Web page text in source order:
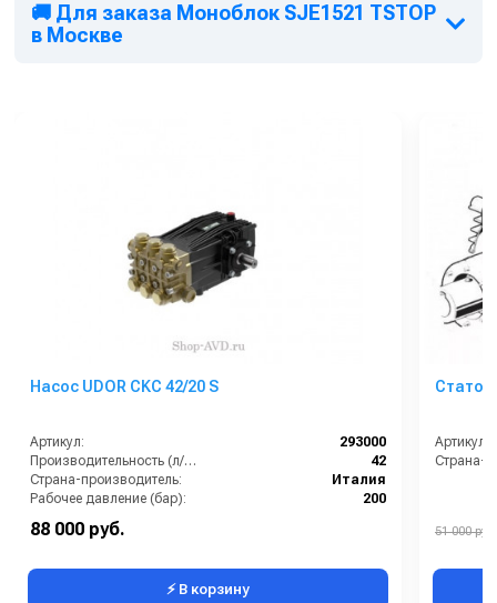
🚚 Для заказа Моноблок SJE1521 TSTOP
в Москве
Насос UDOR CKC 42/20 S
Артикул:
293000
Производительность (л/мин):
42
Страна-производитель:
Италия
Рабочее давление (бар):
200
Мощность (кВт):
Масса (кг):
88 000 руб.
⚡ В корзину
Статор
Артикул:
Страна-
51 000 руб.